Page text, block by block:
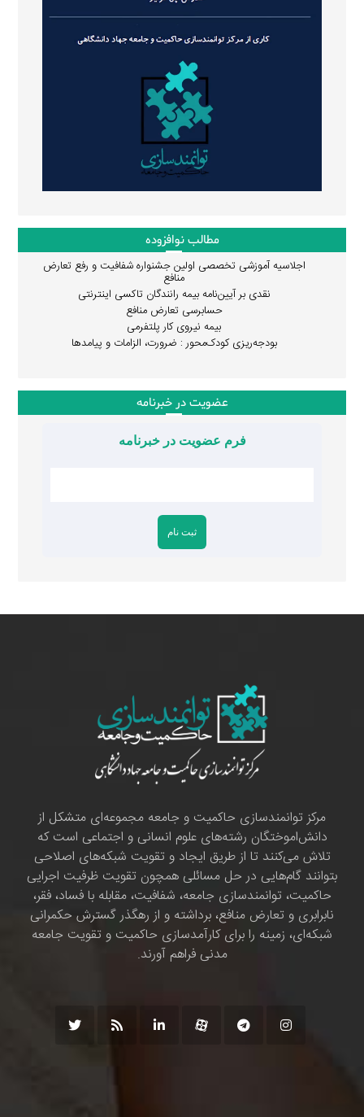
مطالب نوافزوده
اجلاسیه آموزشی تخصصی اولین جشنواره شفافیت و رفع تعارض
منافع
نقدی بر آیین‌نامه بیمه رانندگان تاکسی اینترنتی
حسابرسی تعارض منافع
بیمه نیروی کار پلتفرمی
بودجه‌ریزی کودک‌محور : ضرورت، الزامات و پیامدها
عضویت در خبرنامه
فرم عضویت در خبرنامه
مرکز توانمندسازی حاکمیت و جامعه مجموعه‌ای متشکل از
دانش‌اموختگان رشته‌های علوم انسانی و اجتماعی است که
تلاش می‌کنند تا از طریق ایجاد و تقویت شبکه‌های اصلاحی
بتوانند گام‌هایی در حل مسائلی همچون تقویت ظرفیت اجرایی
حاکمیت، توانمندسازی جامعه، شفافیت، مقابله با فساد، فقر،
نابرابری و تعارض منافع، برداشته و از رهگذر گسترش حکمرانی
شبکه‌ای، زمینه را برای کارآمدسازی حاکمیت و تقویت جامعه
مدنی فراهم آورند.